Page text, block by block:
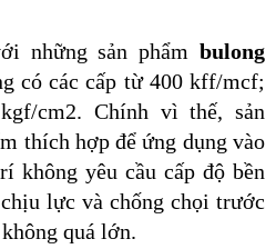
những sản phẩm bulong
có các cấp từ 400 kff/mcf;
cm2. Chính vì thế, sản
thích hợp để ứng dụng vào
không yêu cầu cấp độ bền
lực và chống chọi trước
quá lớn.